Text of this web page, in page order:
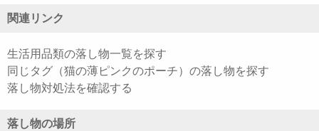
関連リンク
生活用品類の落し物一覧を探す
同じタグ（猫の薄ピンクのポーチ）の落し物を探す
落し物対処法を確認する
落し物の場所